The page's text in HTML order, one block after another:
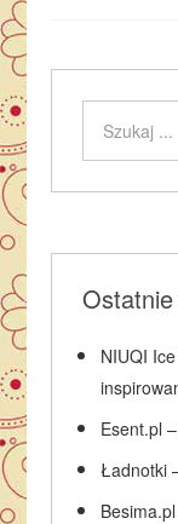
NIUQI
Esent.pl
Ładnotki